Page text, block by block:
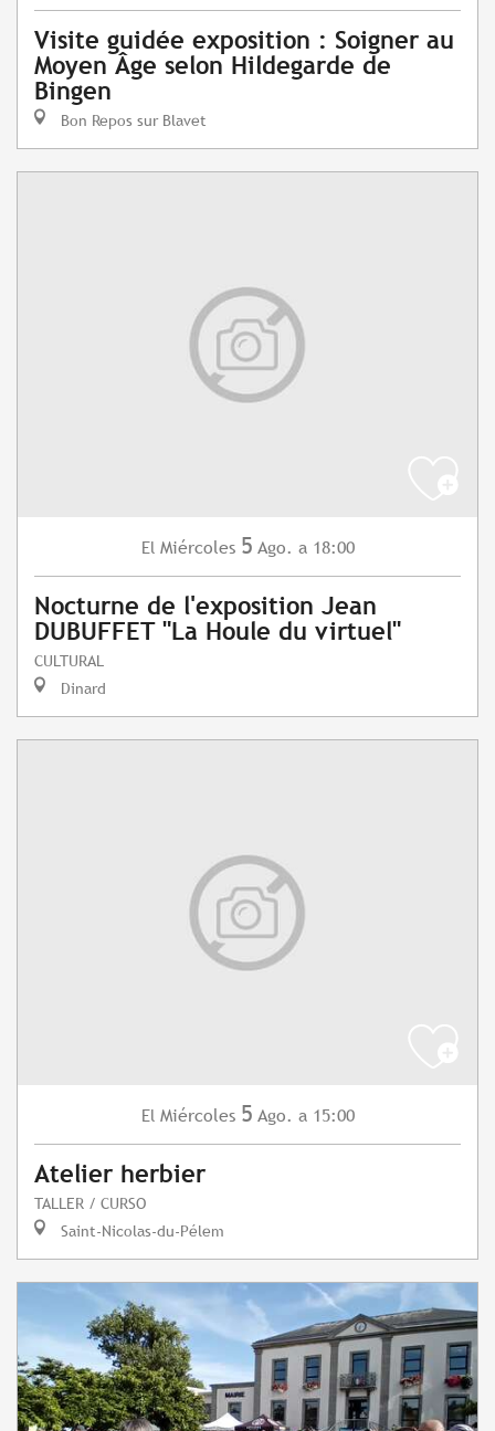
Visite guidée exposition : Soigner au
Moyen Âge selon Hildegarde de
Bingen
Bon Repos sur Blavet
El Miércoles 5 Ago. a 18:00
Nocturne de l'exposition Jean
DUBUFFET "La Houle du virtuel"
CULTURAL
Dinard
El Miércoles 5 Ago. a 15:00
Atelier herbier
TALLER / CURSO
Saint-Nicolas-du-Pélem